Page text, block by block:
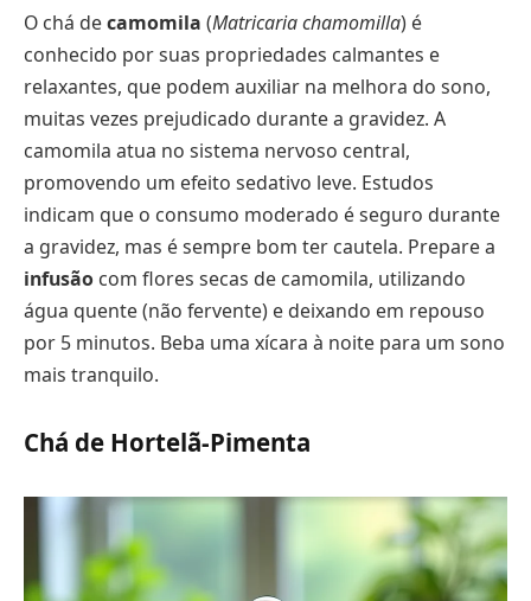
O chá decamomila (Matricaria chamomilla) é
conhecido por suas propriedades calmantes e
relaxantes, que podem auxiliar na melhora do sono,
muitas vezes prejudicado durante a gravidez. A
camomila atua no sistema nervoso central,
promovendo um efeito sedativo leve. Estudos
indicam que o consumo moderado é seguro durante
a gravidez, mas é sempre bom ter cautela. Prepare a
infusão com flores secas de camomila, utilizando
água quente (não fervente) e deixando em repouso
por 5 minutos. Beba uma xícara à noite para um sono
mais tranquilo.
Chá de Hortelã-Pimenta